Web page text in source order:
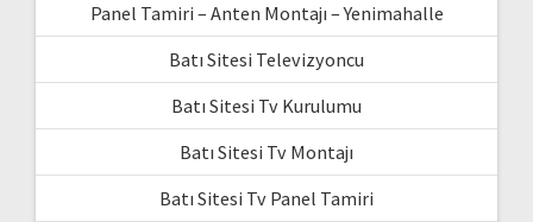
Panel Tamiri – Anten Montajı – Yenimahalle
Batı Sitesi Televizyoncu
Batı Sitesi Tv Kurulumu
Batı Sitesi Tv Montajı
Batı Sitesi Tv Panel Tamiri